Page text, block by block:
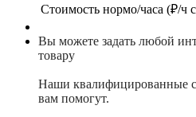
Cтоимость нормо/часа (₽/ч
Вы можете задать любой
товару
Наши квалифицированные
вам помогут.